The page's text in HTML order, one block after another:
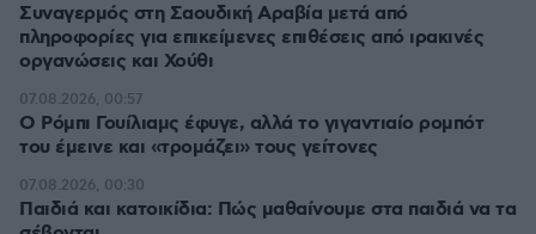
Συναγερμός στη Σαουδική Αραβία μετά από
πληροφορίες για επικείμενες επιθέσεις από ιρακινές
οργανώσεις και Χούθι
Ο Ρόμπι Γουίλιαμς έφυγε, αλλά το γιγαντιαίο ρομπότ
του έμεινε και «τρομάζει» τους γείτονες
07.08.2026, 00:57
Παιδιά και κατοικίδια: Πώς μαθαίνουμε στα παιδιά να τα
07.08.2026, 00:30